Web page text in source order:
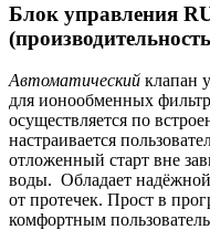
Блок управления
Автоматический клапан
для ионообменных
осуществляется по
настраивается
отложенный старт вне
воды. Обладает
от протечек. Прост в
комфортным